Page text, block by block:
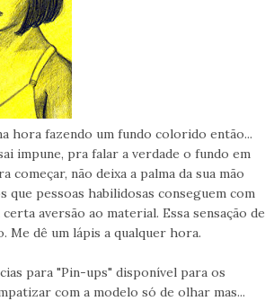
hora fazendo um fundo colorido então...
impune, pra falar a verdade o fundo em
não deixa a palma da sua mão
pessoas habilidosas conseguem com
aversão ao material. Essa sensação de
Me dê um lápis a qualquer hora.
para "Pin-ups" disponível para os
com a modelo só de olhar mas...